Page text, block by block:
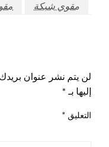
مقوي شبكة
لن يتم نشر عنوان بريدك
إليها بـ *
التعليق *